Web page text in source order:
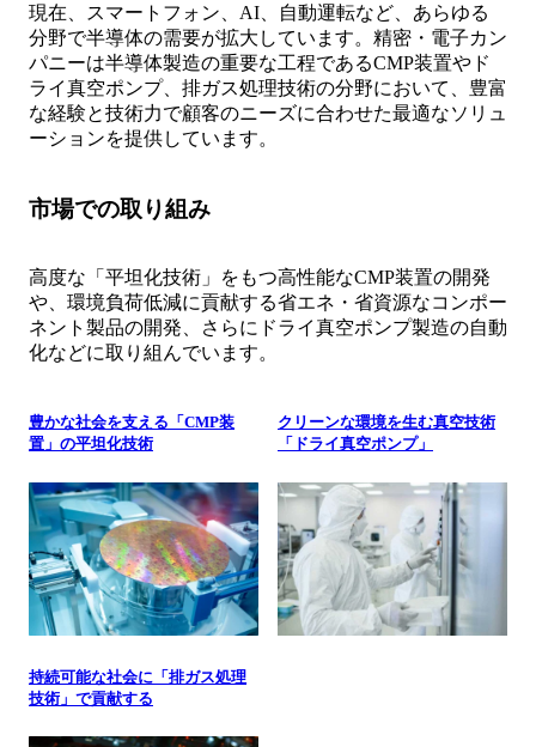
現在、スマートフォン、AI、自動運転など、あらゆる
分野で半導体の需要が拡大しています。精密・電子カン
パニーは半導体製造の重要な工程であるCMP装置やド
ライ真空ポンプ、排ガス処理技術の分野において、豊富
な経験と技術力で顧客のニーズに合わせた最適なソリュ
ーションを提供しています。
市場での取り組み
高度な「平坦化技術」をもつ高性能なCMP装置の開発
や、環境負荷低減に貢献する省エネ・省資源なコンポー
ネント製品の開発、さらにドライ真空ポンプ製造の自動
化などに取り組んでいます。
豊かな社会を支える「CMP装
置」の平坦化技術
クリーンな環境を生む真空技術
「ドライ真空ポンプ」
持続可能な社会に「排ガス処理
技術」で貢献する